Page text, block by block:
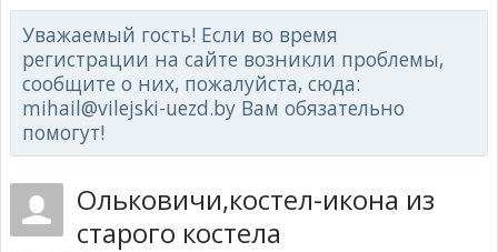
Уважаемый гость! Если во время
регистрации на сайте возникли проблемы,
сообщите о них, пожалуйста, сюда:
mihail@vilejski-uezd.by Вам обязательно
помогут!
Ольковичи,костел-икона из
старого костела